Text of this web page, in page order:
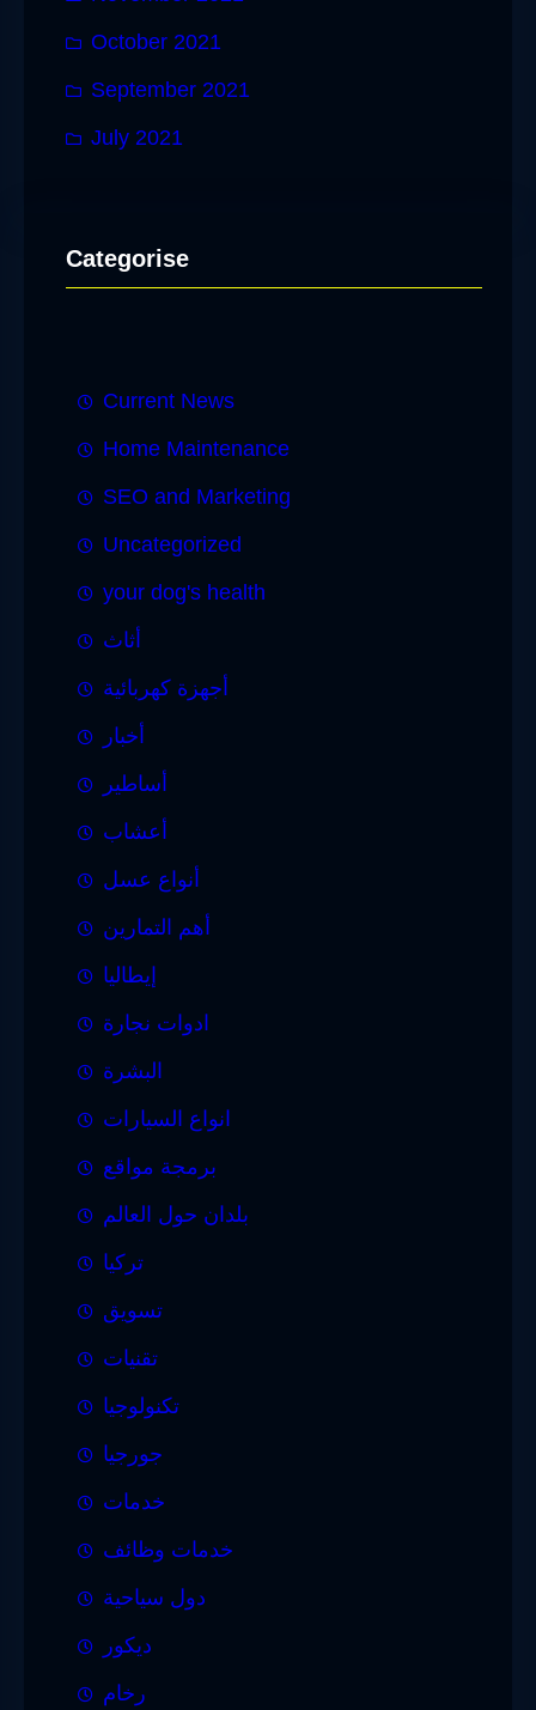
October 2021
September 2021
July 2021
Categorise
Current News
Home Maintenance
SEO and Marketing
Uncategorized
your dog's health
أثاث
أجهزة كهربائية
أخبار
أساطير
أعشاب
أنواع عسل
أهم التمارين
إيطاليا
ادوات نجارة
البشرة
انواع السيارات
برمجة مواقع
بلدان حول العالم
تركيا
تسويق
تقنيات
تكنولوجيا
جورجيا
خدمات
خدمات وظائف
دول سياحية
ديكور
رخام